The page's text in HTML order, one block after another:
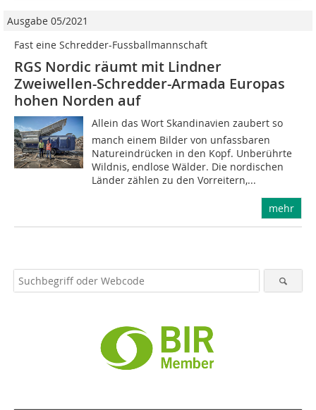
Ausgabe 05/2021
Fast eine Schredder-Fussballmannschaft
RGS Nordic räumt mit Lindner
Zweiwellen-Schredder-Armada Europas
hohen Norden auf
Allein das Wort Skandinavien zaubert so
manch einem Bilder von unfassbaren
Natureindrücken in den Kopf. Unberührte
Wildnis, endlose Wälder. Die nordischen
Länder zählen zu den Vorreitern,...
mehr